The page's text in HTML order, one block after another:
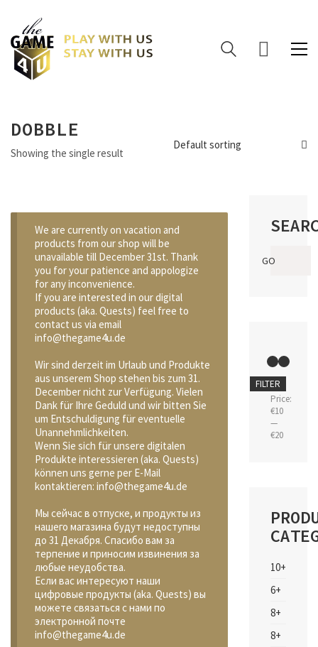
DOBBLE
Showing the single result
Default sorting
We are currently on vacation and
products from our shop will be
unavailable till December 31st. Thank
you for your patience and appologize
for any inconvenience.
If you are interested in our digital
products (aka. Quests) feel free to
contact us via email
info@thegame4u.de
Wir sind derzeit im Urlaub und Produkte
aus unserem Shop stehen bis zum 31.
December nicht zur Verfügung. Vielen
Dank für Ihre Geduld und wir bitten Sie
um Entschuldigung für eventuelle
Unannehmlichkeiten.
Wenn Sie sich für unsere digitalen
Produkte interessieren (aka. Quests)
können uns gerne per E-Mail
kontaktieren: info@thegame4u.de
Мы сейчас в отпуске, и продукты из
нашего магазина будут недоступны
до 31 Декабря. Спасибо вам за
терпение и приносим извинения за
любые неудобства.
Если вас интересуют наши
цифровые продукты (aka. Quests) вы
можете связаться с нами по
электронной почте
info@thegame4u.de
for:
GO
Min
price
Max
price
FILTER
Price:
€10
—
€20
10+
6+
8+
8+